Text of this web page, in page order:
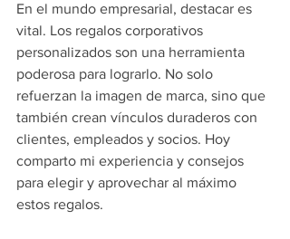
En el mundo empresarial, destacar es
vital. Los regalos corporativos
personalizados son una herramienta
poderosa para lograrlo. No solo
refuerzan la imagen de marca, sino que
también crean vínculos duraderos con
clientes, empleados y socios. Hoy
comparto mi experiencia y consejos
para elegir y aprovechar al máximo
estos regalos.